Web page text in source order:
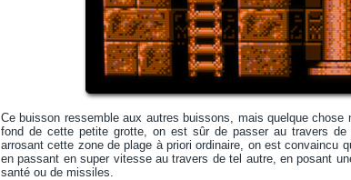
Ce buisson ressemble aux autres buissons, mais quelque
fond de cette petite grotte, on est sûr de passer au travers
arrosant cette zone de plage à priori ordinaire, on est convaincu
en passant en super vitesse au travers de tel autre, en posant
santé ou de missiles.